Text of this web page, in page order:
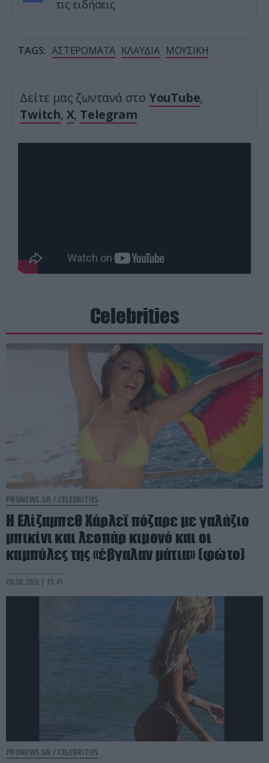
τις ειδήσεις
TAGS: ΑΣΤΕΡΟΜΑΤΑ ΚΛΑΥΔΙΑ ΜΟΥΣΙΚΗ
Δείτε μας ζωντανά στο YouTube,
Twitch, X, Telegram
Celebrities
PRONEWS.GR / CELEBRITIES
Η Ελίζαμπεθ Χάρλεϊ πόζαρε με γαλάζιο
μπικίνι και λεοπάρ κιμονό και οι
καμπύλες της «έβγαλαν μάτια» (φώτο)
08.08.2026 | 15:41
PRONEWS.GR / CELEBRITIES